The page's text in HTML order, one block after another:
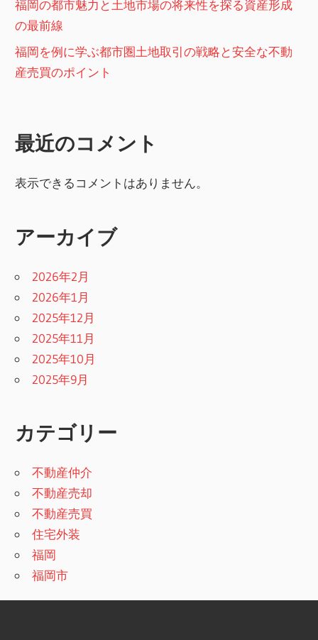
福岡の都市魅力と土地市場の将来性を探る資産形成
の最前線
福岡を例に学ぶ都市圏土地取引の戦略と安全な不動
産売買のポイント
最近のコメント
表示できるコメントはありません。
アーカイブ
2026年2月
2026年1月
2025年12月
2025年11月
2025年10月
2025年9月
カテゴリー
不動産仲介
不動産売却
不動産売買
住宅外装
福岡
福岡市